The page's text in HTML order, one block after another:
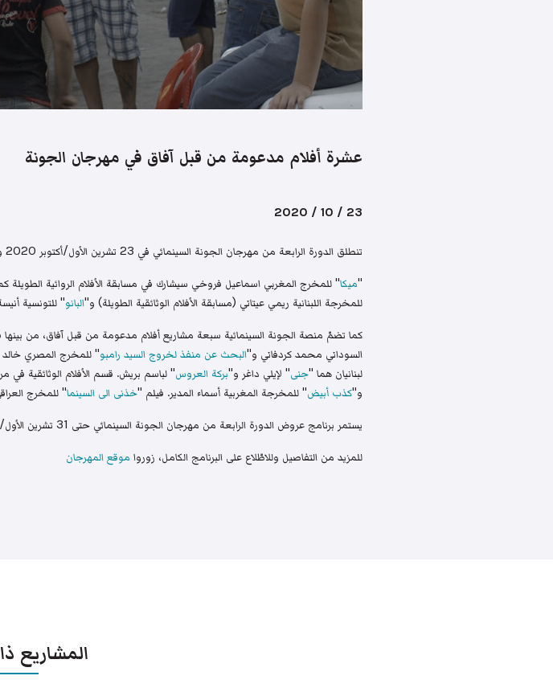
عشرة أفلام مدعومة من قبل آفاق في مهرجان الجونة
23 / 10 / 2020
تنطلق الدورة الرابعة من مهرجان الجونة السينمائي في 23 تشرين الأول/أكتوبر 2020 ويضمّ برنامج عروضها عشرة أفلام مدعومة من آفاق في مختلف أقسام المهرجان.
"ميكا" للمخرج المغربي اسماعيل فروخي سيشارك في مسابقة الأفلام الروائية
للمخرجة اللبنانية ريمي عيتاني (مسابقة الأفلام الوثائقية الطويلة) و"البانو" للتونسية
كما تضمّ منصة الجونة السينمائية سبعة مشاريع أفلام مدعومة من قبل آفاق، من بينها
السوداني محمد كردفاني و"البحث عن منفذ لخروج السيد رامبو" للمخرج المصري خالد
لبنانيان هما "جنى" لإيلي داغر و"بركة العروس" لباسم بريش. قسم الأفلام الوثائقية في
و"كذب أبيض" للمخرجة المغربية أسماء المدير. فيلم "خذنى الى السينما" للمخرج
يستمر برنامج عروض الدورة الرابعة من مهرجان الجونة السينمائي حتى 31 تشرين الأول/أكتوبر في مدينة الجونة في مصر.
للمزيد من التفاصيل وللاطّلاع على البرنامج الكامل، زوروا موقع المهرجان
المشاريع